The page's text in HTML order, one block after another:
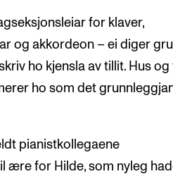
for klaver,
og akkordeon – ei diger
ho kjensla av tillit. Hus og
ho som det
pianistkollegaene
ære for Hilde, som nyleg